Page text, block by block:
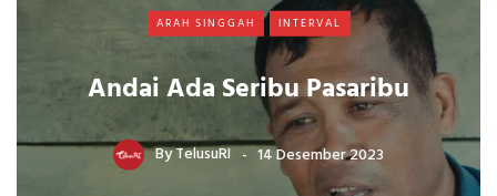
ARAH SINGGAH INTERVAL
Andai Ada Seribu Pasaribu
ByTelusuRI 14 Desember 2023